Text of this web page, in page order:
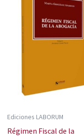
Ediciones LABORUM
Régimen Fiscal de la